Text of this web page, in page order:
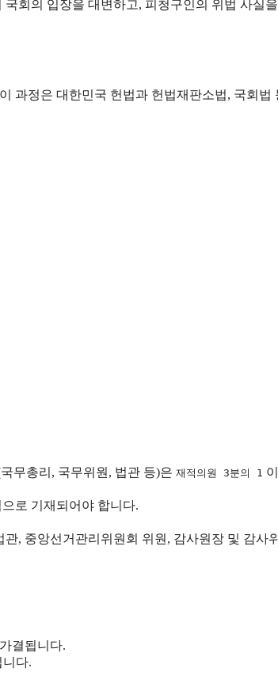
회의 입장을 대변하고, 피청구인의 위법 사실
과정은 대한민국 헌법과 헌법재판소법, 국회법
무총리, 국무위원, 법관 등)은 재적의원 3분의 1
로 기재되어야 합니다.
, 중앙선거관리위원회 위원, 감사원장 및 감사
결됩니다.
다.